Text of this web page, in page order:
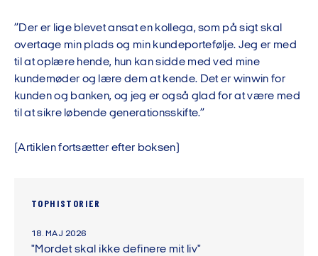
”Der er lige blevet ansat en kollega, som på sigt skal
overtage min plads og min kundeportefølje. Jeg er med
til at oplære hende, hun kan sidde med ved mine
kundemøder og lære dem at kende. Det er winwin for
kunden og banken, og jeg er også glad for at være med
til at sikre løbende generationsskifte.”
(Artiklen fortsætter efter boksen)
TOPHISTORIER
18. MAJ 2026
"Mordet skal ikke definere mit liv"